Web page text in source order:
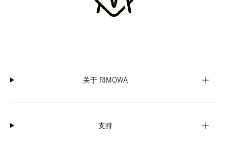
关于 RIMOWA
支持